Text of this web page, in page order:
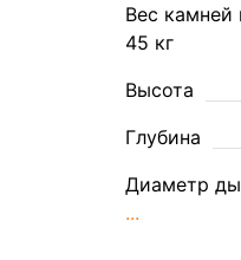
Вес камней
45 кг
Высота
Глубина
Диаметр
...